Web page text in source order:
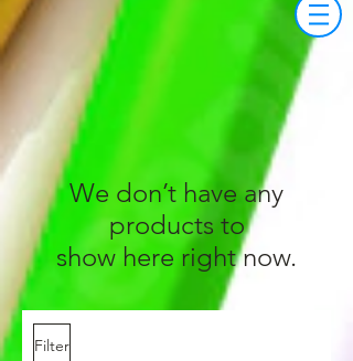
We don’t have any
products to
show here right now.
Filter